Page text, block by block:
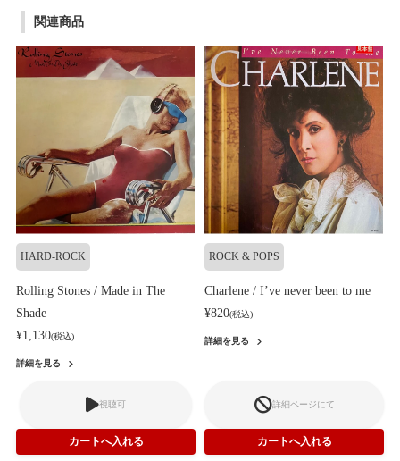
関連商品
HARD-ROCK
Rolling Stones / Made in The
Shade
¥1,130(税込)
詳細を見る
視聴可
ROCK & POPS
Charlene / I’ve never been to me
¥820(税込)
詳細を見る
詳細ページにて